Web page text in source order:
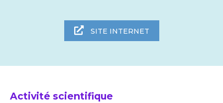
SITE INTERNET
Activité scientifique